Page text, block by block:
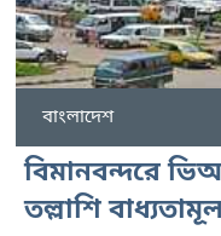
বাংলাদেশ
বিমানবন্দরে
তল্লাশি